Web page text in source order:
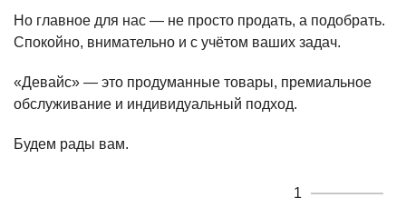
Но главное для нас — не просто продать, а подобрать.
Спокойно, внимательно и с учётом ваших задач.
«Девайс» — это продуманные товары, премиальное
обслуживание и индивидуальный подход.
Будем рады вам.
1